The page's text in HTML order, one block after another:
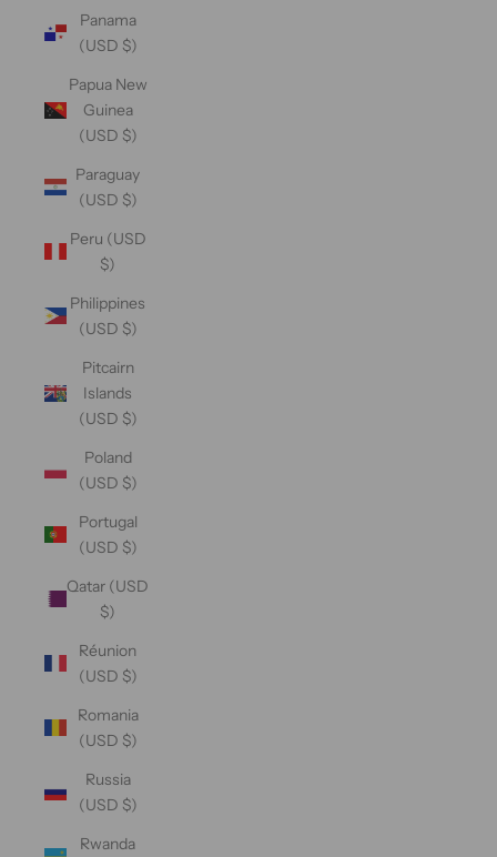
Panama
(USD $)
Papua New
Guinea
(USD $)
Paraguay
(USD $)
Peru (USD
$)
Philippines
(USD $)
Pitcairn
Islands
(USD $)
Poland
(USD $)
Portugal
(USD $)
Qatar (USD
$)
Réunion
(USD $)
Romania
(USD $)
Russia
(USD $)
Rwanda